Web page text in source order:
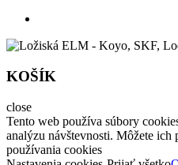
KOŠÍK
close
Tento web používa súbory
analýzu návštevnosti. Môžete
používania cookies